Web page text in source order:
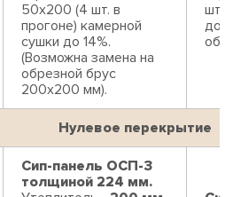
50х200 (4 шт. в
прогоне) камерной
сушки до 14%.
(Возможна замена на
обрезной брус
200х200 мм).
шт.
до
Нулевое перекрытие
Сип-панель ОСП-3
толщиной 224 мм.